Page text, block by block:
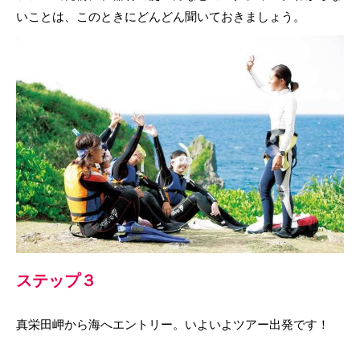
いことは、このときにどんどん聞いておきましょう。
ステップ３
真栄田岬から海へエントリー。いよいよツアー出発です！